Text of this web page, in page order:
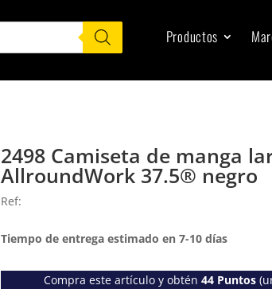
Productos
2498 Camiseta de manga
AllroundWork 37.5® negro
Ref:
Tiempo de entrega estimado en 7-10 días
Compra este artículo y obtén44 Puntos